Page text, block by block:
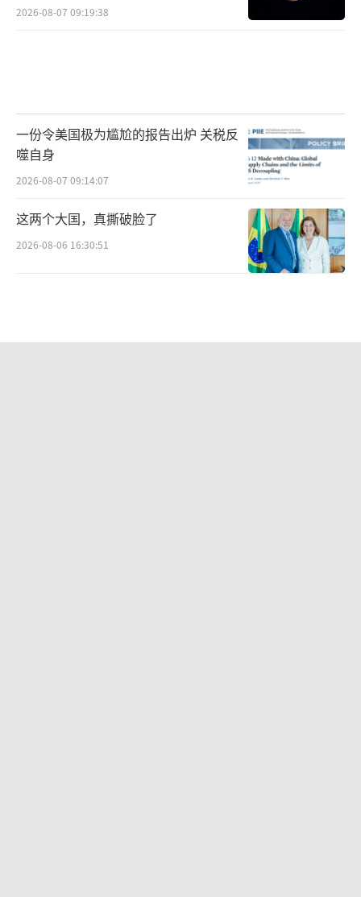
2026-08-07 09:19:38
一份令美国极为尴尬的报告出炉 关税反
噬自身
2026-08-07 09:14:07
这两个大国，真撕破脸了
2026-08-06 16:30:51